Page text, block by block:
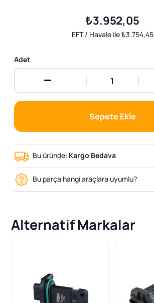
₺3.952,05
EFT / Havale ile ₺3.754,45
Adet
Sepete Ekle
Bu üründe: Kargo Bedava
Bu parça hangi araçlara uyumlu?
Alternatif Markalar